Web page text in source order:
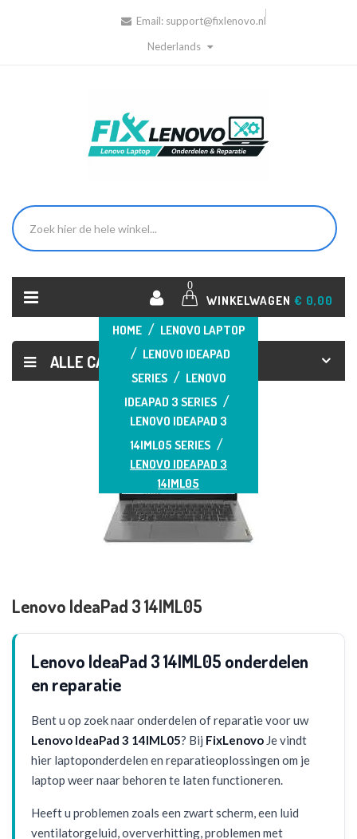
Email: support@fixlenovo.nl
Nederlands
0
WINKELWAGEN € 0,00
ALLE CATEGORIEËN
HOME
LENOVO LAPTOP
LENOVO IDEAPAD
SERIES
LENOVO
IDEAPAD 3 SERIES
LENOVO IDEAPAD 3
14IML05 SERIES
LENOVO IDEAPAD 3
14IML05
Lenovo IdeaPad 3 14IML05
Lenovo IdeaPad 3 14IML05 onderdelen
en reparatie
Bent u op zoek naar onderdelen of reparatie voor uw
Lenovo IdeaPad 3 14IML05? Bij FixLenovo Je vindt
hier laptoponderdelen en reparatieoplossingen om je
laptop weer naar behoren te laten functioneren.
Heeft u problemen zoals een zwart scherm, een luid
ventilatorgeluid, oververhitting, problemen met